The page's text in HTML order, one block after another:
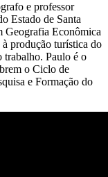
e professor
Estado de Santa
Geografia Econômica
produção turística do
trabalho. Paulo é o
o Ciclo de
e Formação do